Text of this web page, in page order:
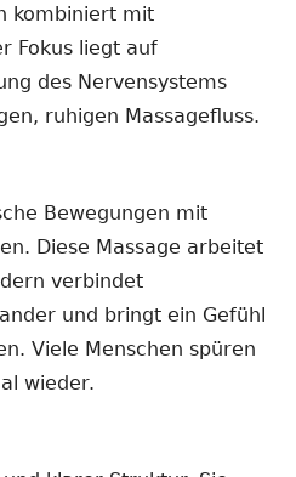
kombiniert mit
Fokus liegt auf
des Nervensystems
ruhigen Massagefluss.
Bewegungen mit
Diese Massage arbeitet
verbindet
und bringt ein Gefühl
Viele Menschen spüren
wieder.